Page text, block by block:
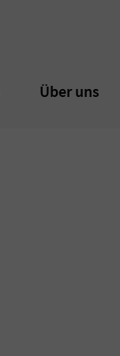
Über uns
Über uns